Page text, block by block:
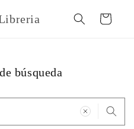
Carrito
búsqueda